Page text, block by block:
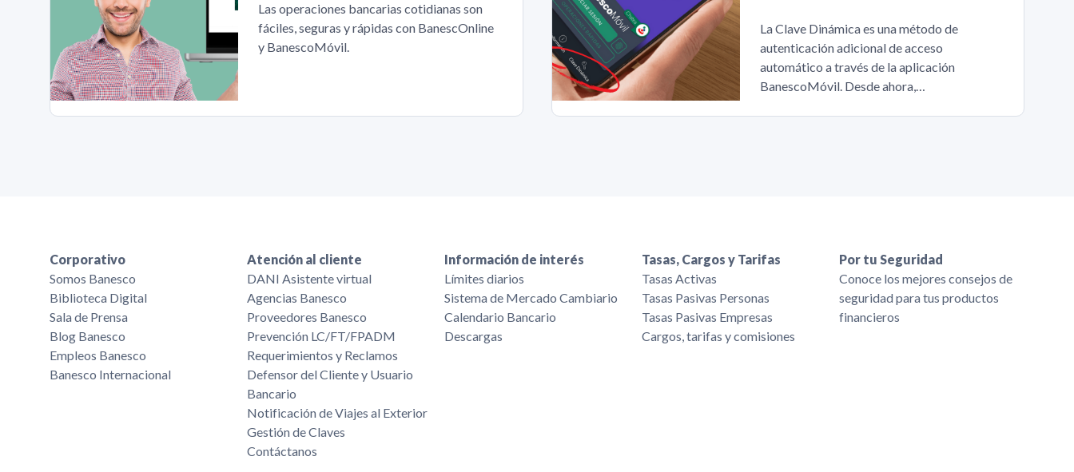
Las operaciones bancarias cotidianas son
fáciles, seguras y rápidas con BanescOnline
y BanescoMóvil.
La Clave Dinámica es una método de
autenticación adicional de acceso
automático a través de la aplicación
BanescoMóvil. Desde ahora,…
Corporativo
Somos Banesco
Biblioteca Digital
Sala de Prensa
Blog Banesco
Empleos Banesco
Banesco Internacional
Atención al cliente
DANI Asistente virtual
Agencias Banesco
Proveedores Banesco
Prevención LC/FT/FPADM
Requerimientos y Reclamos
Defensor del Cliente y Usuario
Bancario
Notificación de Viajes al Exterior
Gestión de Claves
Contáctanos
Información de interés
Límites diarios
Sistema de Mercado Cambiario
Calendario Bancario
Descargas
Tasas, Cargos y Tarifas
Tasas Activas
Tasas Pasivas Personas
Tasas Pasivas Empresas
Cargos, tarifas y comisiones
Por tu Seguridad
Conoce los mejores consejos de
seguridad para tus productos
financieros